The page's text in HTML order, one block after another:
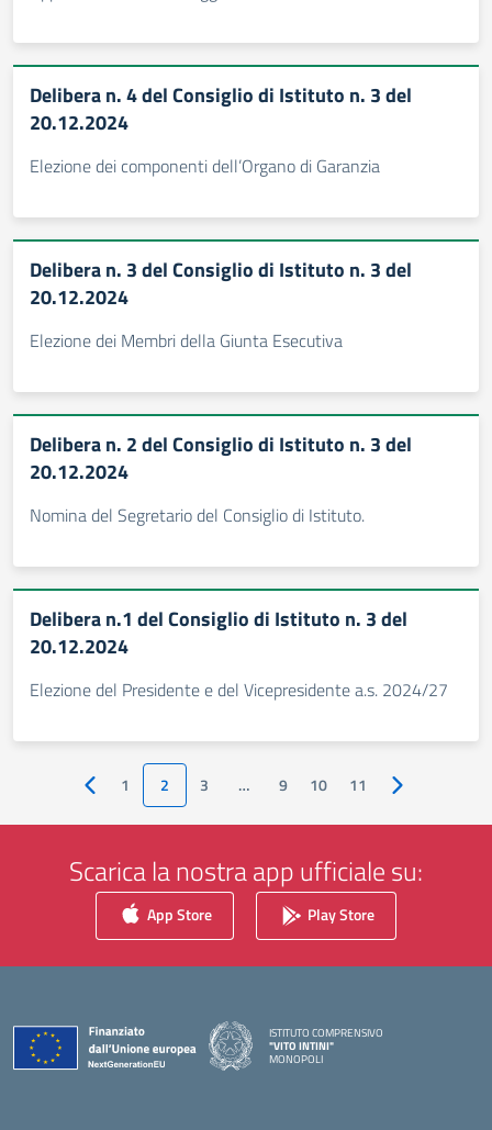
Delibera n. 4 del Consiglio di Istituto n. 3 del
20.12.2024
Elezione dei componenti dell’Organo di Garanzia
Delibera n. 3 del Consiglio di Istituto n. 3 del
20.12.2024
Elezione dei Membri della Giunta Esecutiva
Delibera n. 2 del Consiglio di Istituto n. 3 del
20.12.2024
Nomina del Segretario del Consiglio di Istituto.
Delibera n.1 del Consiglio di Istituto n. 3 del
20.12.2024
Elezione del Presidente e del Vicepresidente a.s. 2024/27
Pagina precedente
1 2 3 … 9 10 11 Pagina
Scarica la nostra app ufficiale su:
App Store Play Store
ISTITUTO COMPRENSIVO
"VITO INTINI"
MONOPOLI